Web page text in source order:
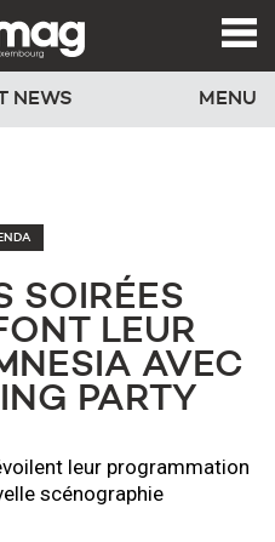
NEWS MENU
SOIRÉES
LEUR
AVEC
PARTY
leur programmation
scénographie